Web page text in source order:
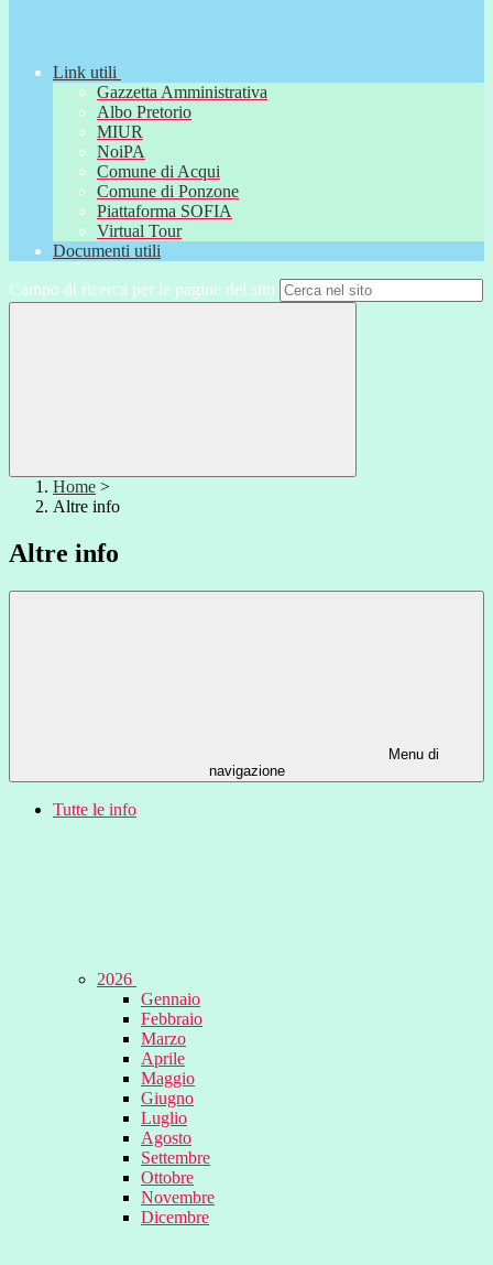
Link utili
Gazzetta Amministrativa
Albo Pretorio
MIUR
NoiPA
Comune di Acqui
Comune di Ponzone
Piattaforma SOFIA
Virtual Tour
Documenti utili
Campo di ricerca per le pagine del sito
Home >
Altre info
Altre info
Menu di
navigazione
Tutte le info
2026
Gennaio
Febbraio
Marzo
Aprile
Maggio
Giugno
Luglio
Agosto
Settembre
Ottobre
Novembre
Dicembre